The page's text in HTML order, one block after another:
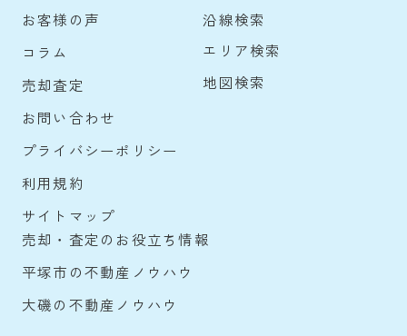
お客様の声
コラム
売却査定
お問い合わせ
プライバシーポリシー
利用規約
サイトマップ
沿線検索
エリア検索
地図検索
売却・査定のお役立ち情報
平塚市の不動産ノウハウ
大磯の不動産ノウハウ